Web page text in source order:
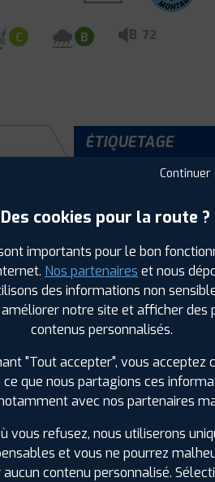
C B B 72
ÉTIQUETAGE
4 Saisons
205
40
:18
externe : 72
au roulement :
sur sol mouillé : B
Des cookies pour la route ?
importants pour le bon
Nos partenaires et nous
des informations non
notre site et afficher des
contenus personnalisés.
"Tout accepter", vous acceptez
ce que nous partagions ces
avec nos partenaires
vous refusez, nous utiliserons
et vous ne pourrez
contenu personnalisé.